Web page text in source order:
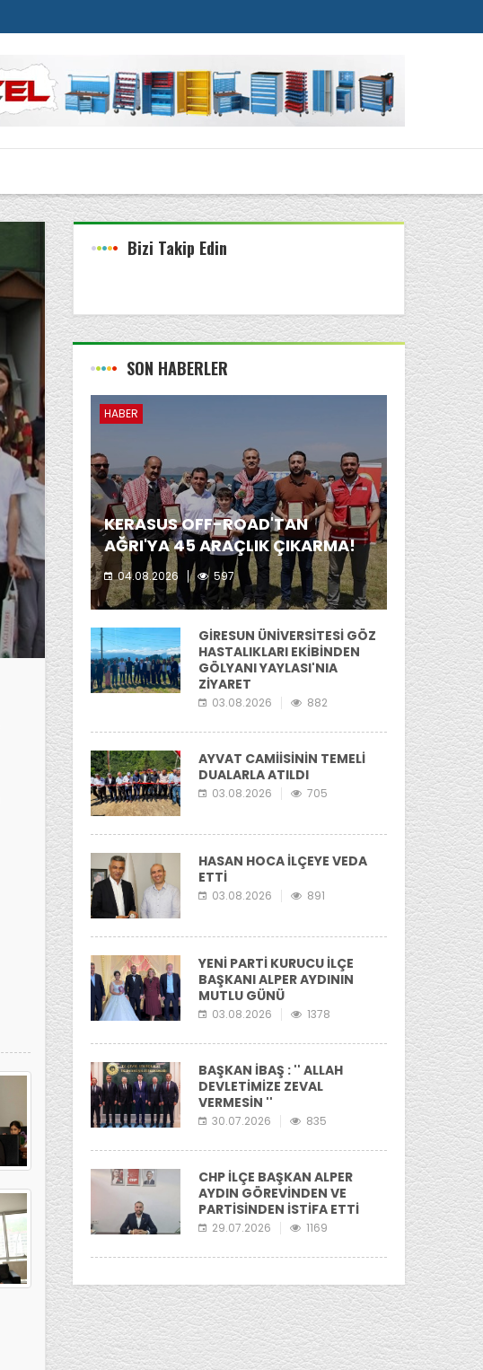
Bizi Takip Edin
SON HABERLER
HABER
KERASUS OFF-ROAD'TAN
AĞRI'YA 45 ARAÇLIK ÇIKARMA!
04.08.2026 597
Kerasus Off-Road ekibi yer aldı.
GİRESUN ÜNİVERSİTESİ GÖZ
HASTALIKLARI EKİBİNDEN
GÖLYANI YAYLASI'NIA
ZİYARET
03.08.2026 882
AYVAT CAMİİSİNİN TEMELİ
DUALARLA ATILDI
03.08.2026 705
HASAN HOCA İLÇEYE VEDA
ETTİ
03.08.2026 891
YENİ PARTİ KURUCU İLÇE
BAŞKANI ALPER AYDININ
MUTLU GÜNÜ
03.08.2026 1378
BAŞKAN İBAŞ : '' ALLAH
DEVLETİMİZE ZEVAL
VERMESİN ''
30.07.2026 835
CHP İLÇE BAŞKAN ALPER
AYDIN GÖREVİNDEN VE
PARTİSİNDEN İSTİFA ETTİ
29.07.2026 1169